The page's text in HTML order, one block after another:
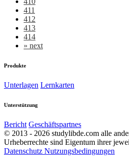
411
412
413
414
» next
Produkte
Unterlagen Lernkarten
Unterstützung
Bericht Geschäftspartnes
© 2013 - 2026 studylibde.com alle
Urheberrechte sind Eigentum ihrer
Datenschutz Nutzungsbedingungen